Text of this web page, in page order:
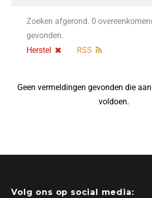
Zoeken afgerond. 0
gevonden.
Herstel
RSS
Geen vermeldingen gevonden die
voldoen.
Volg ons op social media: